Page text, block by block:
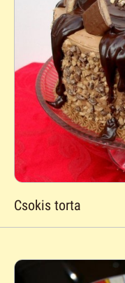
Csokis torta